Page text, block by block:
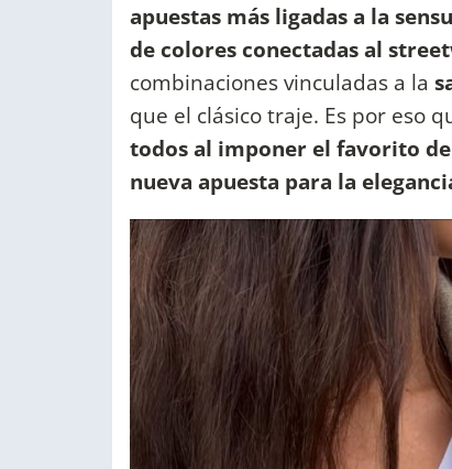
apuestas más ligadas a la
de colores conectadas al
combinaciones vinculadas a la
que el clásico traje. Es por eso
todos al imponer el favorito
nueva apuesta para la